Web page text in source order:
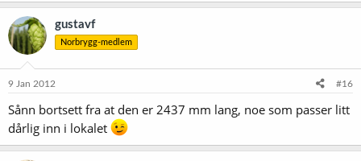
gustavf
Norbrygg-medlem
9 Jan 2012 #16
Sånn bortsett fra at den er 2437 mm lang, noe som passer litt
dårlig inn i lokalet